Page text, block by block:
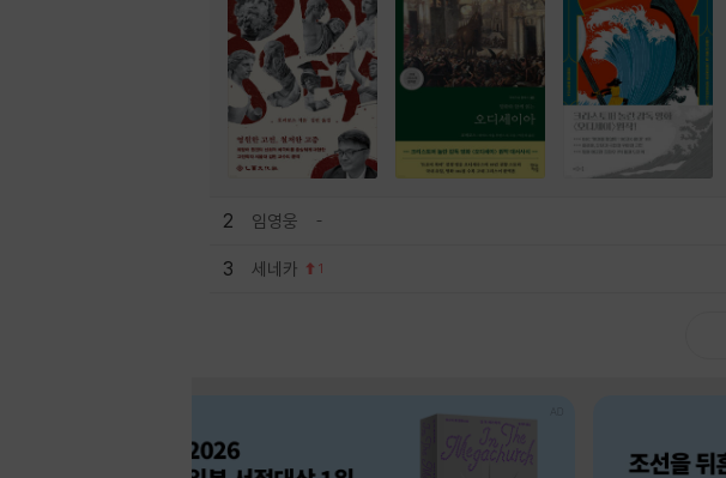
2 임영웅
3 세네카 1